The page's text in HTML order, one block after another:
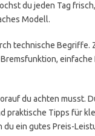
du jeden Tag
Modell.
technische Begriffe.
du achten musst.
Tipps für
du ein gutes Preis-